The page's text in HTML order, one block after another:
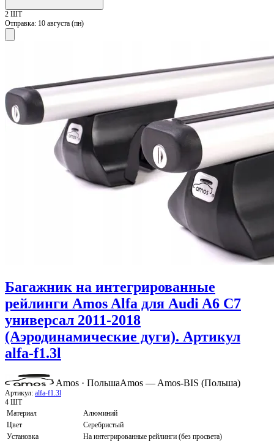
2 ШТ
Отправка: 10 августа (пн)
Багажник на интегрированные
рейлинги Amos Alfa для Audi A6 C7
универсал 2011-2018
(Аэродинамические дуги). Артикул
alfa-f1.3l
Amos · ПольшаAmos — Amos-BIS (Польша)
Артикул: alfa-f1.3l
4 ШТ
Материал
Алюминий
Цвет
Серебристый
Установка
На интегрированные рейлинги (без просвета)